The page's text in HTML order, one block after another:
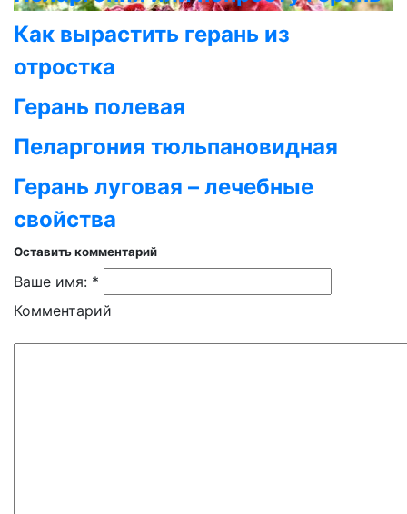
Как вырастить герань из
отростка
Герань полевая
Пеларгония тюльпановидная
Герань луговая – лечебные
свойства
Оставить комментарий
Ваше имя: *
Комментарий